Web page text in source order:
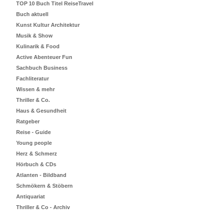
TOP 10 Buch Titel ReiseTravel
Buch aktuell
Kunst Kultur Architektur
Musik & Show
Kulinarik & Food
Active Abenteuer Fun
Sachbuch Business
Fachliteratur
Wissen & mehr
Thriller & Co.
Haus & Gesundheit
Ratgeber
Reise - Guide
Young people
Herz & Schmerz
Hörbuch & CDs
Atlanten - Bildband
Schmökern & Stöbern
Antiquariat
Thriller & Co - Archiv